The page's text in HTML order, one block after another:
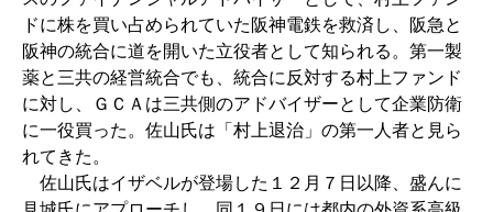
ドに株を買い占められていた阪神電鉄を救済し、阪急と
阪神の統合に道を開いた立役者として知られる。第一製
薬と三共の経営統合でも、統合に反対する村上ファンド
に対し、ＧＣＡは三共側のアドバイザーとして企業防衛
に一役買った。佐山氏は「村上退治」の第一人者と見ら
れてきた。
佐山氏はイザベルが登場した１２月７日以降、盛んに